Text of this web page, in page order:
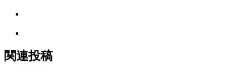
に
保
購
読
関連投稿